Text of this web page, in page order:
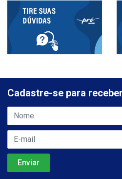
Cadastre-se para